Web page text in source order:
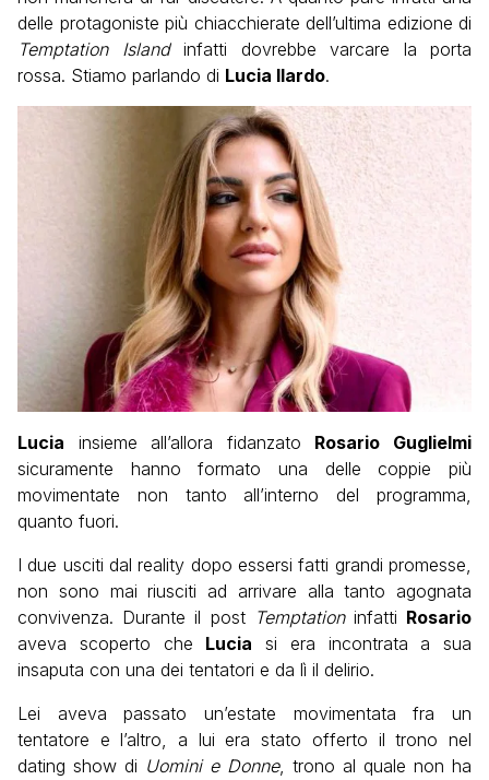
delle protagoniste più chiacchierate dell’ultima edizione di
Temptation Islandinfatti dovrebbe varcare la porta
rossa. Stiamo parlando di Lucia Ilardo.
Lucia insieme all’allora fidanzato Rosario Guglielmi
sicuramente hanno formato una delle coppie più
movimentate non tanto all’interno del programma,
quanto fuori.
I due usciti dal reality dopo essersi fatti grandi promesse,
non sono mai riusciti ad arrivare alla tanto agognata
convivenza. Durante il post Temptationinfatti Rosario
aveva scoperto che Lucia si era incontrata a sua
insaputa con una dei tentatori e da lì il delirio.
Lei aveva passato un’estate movimentata fra un
tentatore e l’altro, a lui era stato offerto il trono nel
dating show di Uomini e Donne, trono al quale non ha